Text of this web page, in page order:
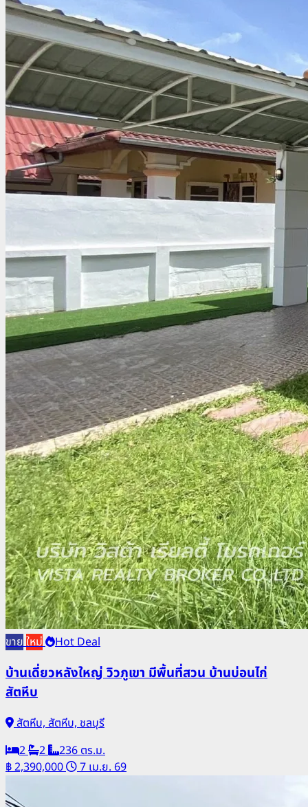
ขายใหม่ Hot Deal
บ้านเดี่ยวหลังใหญ่ วิวภูเขา มีพื้นที่สวน บ้านบ่อนไก่
สัตหีบ
สัตหีบ, สัตหีบ, ชลบุรี
2
2
236 ตร.ม.
฿ 2,390,000
7 เม.ย. 69